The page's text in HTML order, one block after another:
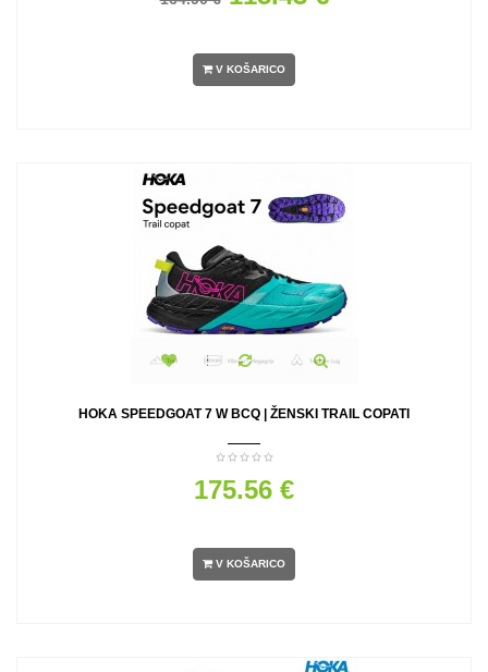
V KOŠARICO
HOKA SPEEDGOAT 7 W BCQ | ŽENSKI TRAIL COPATI
175.56 €
V KOŠARICO